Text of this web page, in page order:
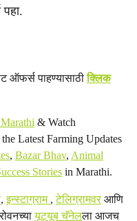
ऑफर्स पाहण्यासाठीक्लिक
& Watch
Latest Farming Updates
, Bazar Bhav, Animal
Stories in Marathi.
,इन्स्टाग्राम ,टेलिग्रामवरआणि
यूट्यूब चॅनेलला आजच